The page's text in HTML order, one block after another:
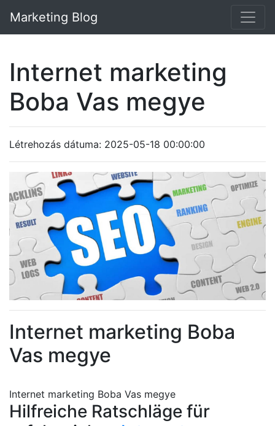
Marketing Blog
Internet marketing
Boba Vas megye
Létrehozás dátuma: 2025-05-18 00:00:00
Internet marketing Boba
Vas megye
Internet marketing Boba Vas megye
Hilfreiche Ratschläge für